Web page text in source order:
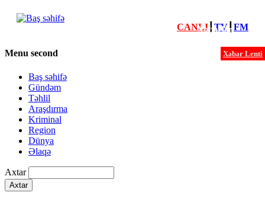
Xəbərlər
Xəbər Lenti
CANLI┃ TV┃ FM
Menu second
Baş səhifə
Gündəm
Təhlil
Araşdırma
Kriminal
Region
Dünya
Əlaqə
Axtar